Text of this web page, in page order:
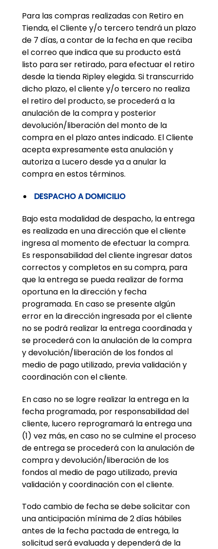
Para las compras realizadas con Retiro en
Tienda, el Cliente y/o tercero tendrá un plazo
de 7 días, a contar de la fecha en que reciba
el correo que indica que su producto está
listo para ser retirado, para efectuar el retiro
desde la tienda Ripley elegida. Si transcurrido
dicho plazo, el cliente y/o tercero no realiza
el retiro del producto, se procederá a la
anulación de la compra y posterior
devolución/liberación del monto de la
compra en el plazo antes indicado. El Cliente
acepta expresamente esta anulación y
autoriza a Lucero desde ya a anular la
compra en estos términos.
DESPACHO A DOMICILIO
Bajo esta modalidad de despacho, la entrega
es realizada en una dirección que el cliente
ingresa al momento de efectuar la compra.
Es responsabilidad del cliente ingresar datos
correctos y completos en su compra, para
que la entrega se pueda realizar de forma
oportuna en la dirección y fecha
programada. En caso se presente algún
error en la dirección ingresada por el cliente
no se podrá realizar la entrega coordinada y
se procederá con la anulación de la compra
y devolución/liberación de los fondos al
medio de pago utilizado, previa validación y
coordinación con el cliente.
En caso no se logre realizar la entrega en la
fecha programada, por responsabilidad del
cliente, lucero reprogramará la entrega una
(1) vez más, en caso no se culmine el proceso
de entrega se procederá con la anulación de
compra y devolución/liberación de los
fondos al medio de pago utilizado, previa
validación y coordinación con el cliente.
Todo cambio de fecha se debe solicitar con
una anticipación mínima de 2 días hábiles
antes de la fecha pactada de entrega, la
solicitud será evaluada y dependerá de la